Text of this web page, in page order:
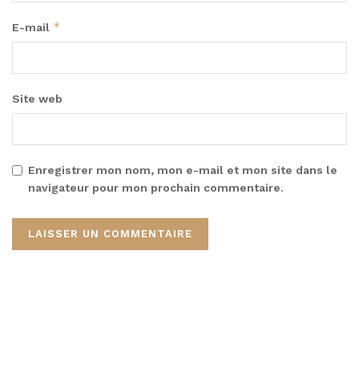
E-mail *
Site web
Enregistrer mon nom, mon e-mail et mon site dans le
navigateur pour mon prochain commentaire.